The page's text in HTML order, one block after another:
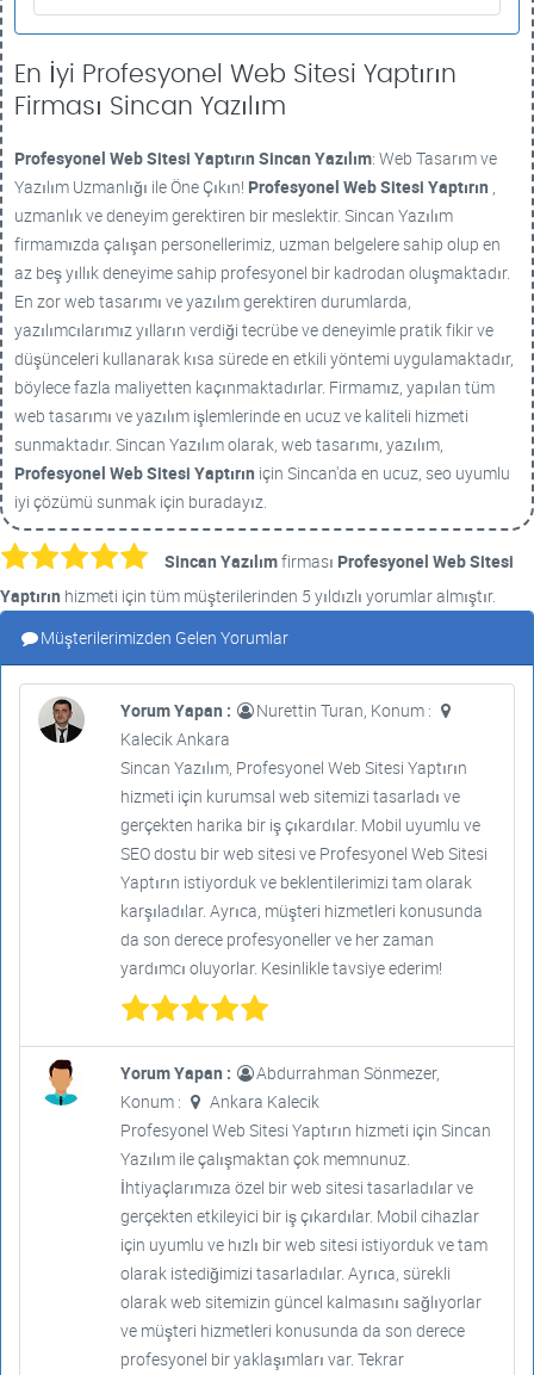
En İyi Profesyonel Web Sitesi Yaptırın
Firması Sincan Yazılım
Profesyonel Web Sitesi Yaptırın Sincan Yazılım: Web Tasarım ve
Yazılım Uzmanlığı ile Öne Çıkın! Profesyonel Web Sitesi Yaptırın ,
uzmanlık ve deneyim gerektiren bir meslektir. Sincan Yazılım
firmamızda çalışan personellerimiz, uzman belgelere sahip olup en
az beş yıllık deneyime sahip profesyonel bir kadrodan oluşmaktadır.
En zor web tasarımı ve yazılım gerektiren durumlarda,
yazılımcılarımız yılların verdiği tecrübe ve deneyimle pratik fikir ve
düşünceleri kullanarak kısa sürede en etkili yöntemi uygulamaktadır,
böylece fazla maliyetten kaçınmaktadırlar. Firmamız, yapılan tüm
web tasarımı ve yazılım işlemlerinde en ucuz ve kaliteli hizmeti
sunmaktadır. Sincan Yazılım olarak, web tasarımı, yazılım,
Profesyonel Web Sitesi Yaptırın için Sincan'da en ucuz, seo uyumlu
iyi çözümü sunmak için buradayız.
Sincan Yazılımfirması Profesyonel Web Sitesi
Yaptırın hizmeti için tüm müşterilerinden 5 yıldızlı yorumlar almıştır.
Müşterilerimizden Gelen Yorumlar
Yorum Yapan :
Nurettin Turan, Konum :
Kalecik Ankara
Sincan Yazılım, Profesyonel Web Sitesi Yaptırın
hizmeti için kurumsal web sitemizi tasarladı ve
gerçekten harika bir iş çıkardılar. Mobil uyumlu ve
SEO dostu bir web sitesi ve Profesyonel Web Sitesi
Yaptırın istiyorduk ve beklentilerimizi tam olarak
karşıladılar. Ayrıca, müşteri hizmetleri konusunda
da son derece profesyoneller ve her zaman
yardımcı oluyorlar. Kesinlikle tavsiye ederim!
Yorum Yapan :
Abdurrahman Sönmezer,
Konum :
Ankara Kalecik
Profesyonel Web Sitesi Yaptırın hizmeti için Sincan
Yazılım ile çalışmaktan çok memnunuz.
İhtiyaçlarımıza özel bir web sitesi tasarladılar ve
gerçekten etkileyici bir iş çıkardılar. Mobil cihazlar
için uyumlu ve hızlı bir web sitesi istiyorduk ve tam
olarak istediğimizi tasarladılar. Ayrıca, sürekli
olarak web sitemizin güncel kalmasını sağlıyorlar
ve müşteri hizmetleri konusunda da son derece
profesyonel bir yaklaşımları var. Tekrar